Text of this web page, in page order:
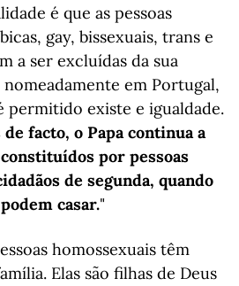
é que as pessoas
gay, bissexuais, trans e
a ser excluídas da sua
em Portugal,
permitido existe e igualdade.
facto, o Papa continua a
por pessoas
de segunda, quando
casar."
homossexuais têm
Elas são filhas de Deus